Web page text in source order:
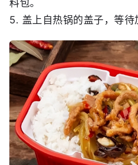
料包。
5. 盖上自热锅的盖子，等待